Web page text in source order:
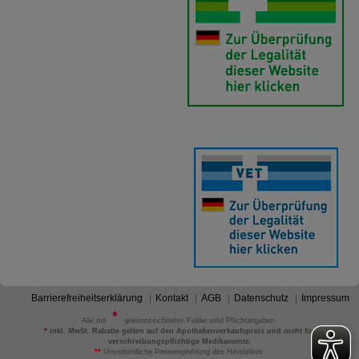
Informationen über die Art und Weise der Nutzung
unserer Website sammeln, mit deren Hilfe wir unsere
Website weiter für Sie optimieren können, den Inhalt
auf unserer Website aber auch die Werbung auf
Drittseiten möglichst relevant für Sie zu gestalten.
Bitte beachten Sie, dass Daten hierfür teilweise an
Barrierefreiheitserklärung Kontakt AGB Datenschutz Impressum
Alle mit
gekennzeichneten Felder sind Pflichtangaben.
* inkl. MwSt. Rabatte gelten auf den Apothekenverkaufspreis und nicht für
verschreibungspflichtige Medikamente.
**Unverbindliche Preisempfehlung des Herstellers.